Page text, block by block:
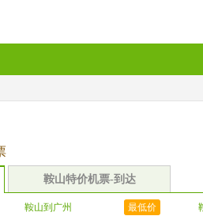
鞍山特价机票-到达
鞍山到广州 最低价